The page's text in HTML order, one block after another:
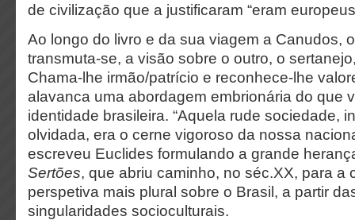
de civilização que a justificaram “eram
Ao longo do livro e da sua viagem a Canudos,
transmuta-se, a visão sobre o outro, o
Chama-lhe irmão/patrício e reconhece-lhe
alavanca uma abordagem embrionária do que
identidade brasileira. “Aquela rude sociedade,
olvidada, era o cerne vigoroso da nossa
escreveu Euclides formulando a grande
Sertões, que abriu caminho, no séc.XX, para a
perspetiva mais plural sobre o Brasil, a partir
singularidades socioculturais.